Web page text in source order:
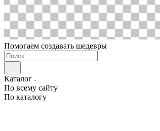
Помогаем создавать шедевры
Каталог
По всему сайту
По каталогу